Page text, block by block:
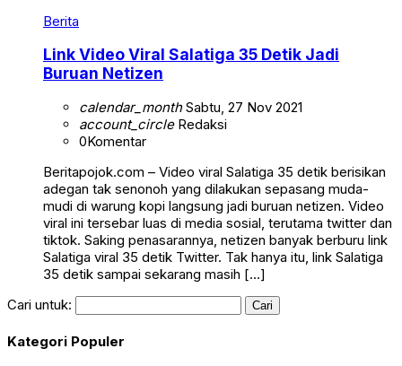
Berita
Link Video Viral Salatiga 35 Detik Jadi
Buruan Netizen
calendar_monthSabtu, 27 Nov 2021
account_circleRedaksi
0Komentar
Beritapojok.com – Video viral Salatiga 35 detik berisikan
adegan tak senonoh yang dilakukan sepasang muda-
mudi di warung kopi langsung jadi buruan netizen. Video
viral ini tersebar luas di media sosial, terutama twitter dan
tiktok. Saking penasarannya, netizen banyak berburu link
Salatiga viral 35 detik Twitter. Tak hanya itu, link Salatiga
35 detik sampai sekarang masih […]
Cari untuk:
Kategori Populer